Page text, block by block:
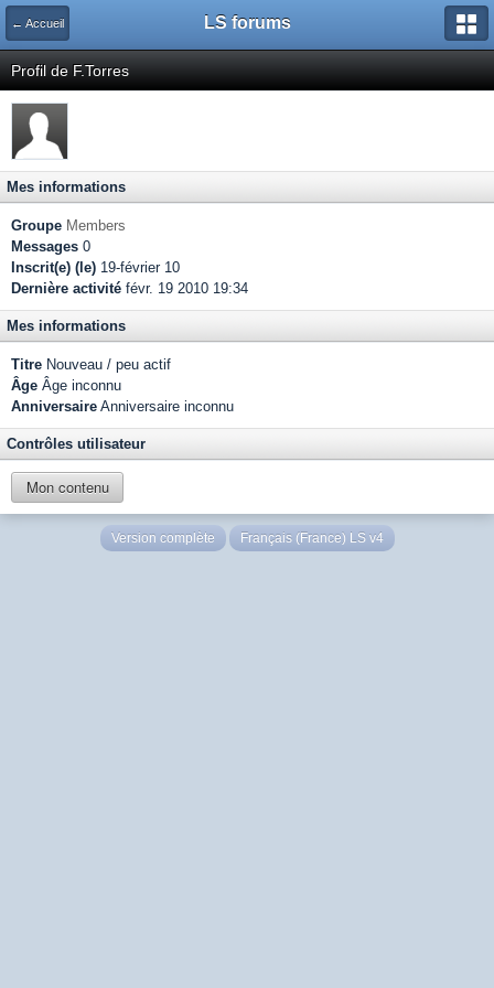
← Accueil LS forums
Profil de F.Torres
Mes informations
Groupe Members
Messages 0
Inscrit(e) (le) 19-février 10
Dernière activité févr. 19 2010 19:34
Mes informations
Titre Nouveau / peu actif
Âge Âge inconnu
Anniversaire Anniversaire inconnu
Contrôles utilisateur
Mon contenu
Version complète Français (France) LS v4